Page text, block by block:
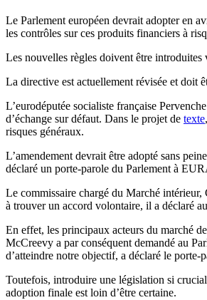
Le Parlement européen devrait adopter en
les contrôles sur ces produits financiers à
Les nouvelles règles doivent être introduites
La directive est actuellement révisée et doit
L’eurodéputée socialiste française
d’échange sur défaut. Dans le projet de texte
risques généraux.
L’amendement devrait être adopté sans
déclaré un porte-parole du Parlement à
Le commissaire chargé du Marché
à trouver un accord volontaire, il a déclaré
En effet, les principaux acteurs du marché
McCreevy a par conséquent demandé au
d’atteindre notre objectif, a déclaré le porte-
Toutefois, introduire une législation si
adoption finale est loin d’être certaine.